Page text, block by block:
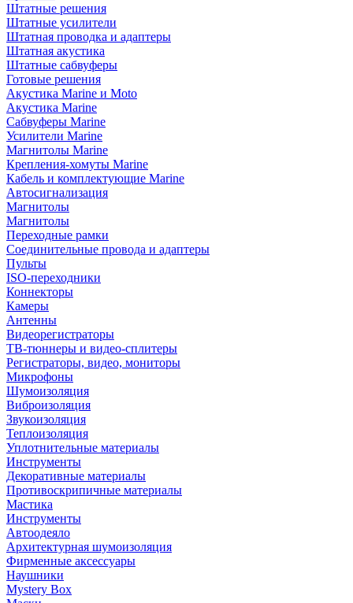
Штатные решения
Штатные усилители
Штатная проводка и адаптеры
Штатная акустика
Штатные сабвуферы
Готовые решения
Акустика Marine и Moto
Акустика Marine
Сабвуферы Marine
Усилители Marine
Магнитолы Marine
Крепления-хомуты Marine
Кабель и комплектующие Marine
Автосигнализация
Магнитолы
Магнитолы
Переходные рамки
Соединительные провода и адаптеры
Пульты
ISO-переходники
Коннекторы
Камеры
Антенны
Видеорегистраторы
ТВ-тюннеры и видео-сплитеры
Регистраторы, видео, мониторы
Микрофоны
Шумоизоляция
Виброизоляция
Звукоизоляция
Теплоизоляция
Уплотнительные материалы
Инструменты
Декоративные материалы
Противоскрипичные материалы
Мастика
Инструменты
Автоодеяло
Архитектурная шумоизоляция
Фирменные аксессуары
Наушники
Mystery Box